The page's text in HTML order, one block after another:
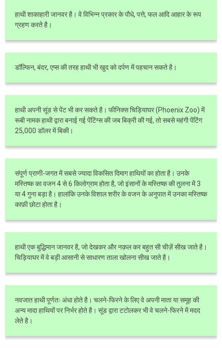
हाथी शाकाहारी जानवर है। वे विभिन्न प्रकार के पौधे, पत्ते, फल आदि आहार के रूप
ग्रहण करते है।
डॉल्फिन, बंदर, एप्स की तरह हाथी भी खुद को दर्पण में पहचान सकते है।
हाथी अपनी सूंड से पेंट भी कर सकते है। फीनिक्स चिड़ियाघर (Phoenix Zoo) में
रूबी नामक हाथी द्वारा बनाई गई पेंटिंग्स की जब बिक्री की गई, तो सबसे महंगी पेंटिंग
25,000 डॉलर में बिकी।
संपूर्ण प्राणी-जगत में सबसे ज्यादा विकसित दिमाग हाथियों का होता है। उनके
मस्तिष्क का वजन 4 से 6 किलोग्राम होता है, जो इंसानों के मस्तिष्क की तुलना में 3
या 4 गुना बड़ा है। हालांकि उनके विशाल शरीर के वजन के अनुपात में उनका मस्तिष्क
काफ़ी छोटा होता है।
हाथी एक बुद्धिमान जानवर है, जो देखकर और नक़ल कर बहुत सी चीज़ें सीख जाते है।
चिड़ियाघर में वे बड़ी आसानी से साधारण ताला खोलना सीख जाते है।
नवजात हाथी पूर्णतः अंधा होते है। चलने-फिरने के लिए वे अपनी माता या समूह की
अन्य मादा हाथियों पर निर्भर होते है। सूंड द्वारा टटोलकर भी वे चलने-फिरने में मदद
लेते है।